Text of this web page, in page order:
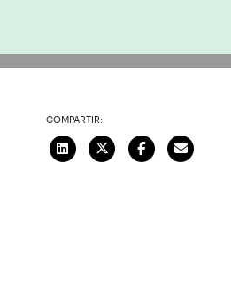
COMPARTIR: